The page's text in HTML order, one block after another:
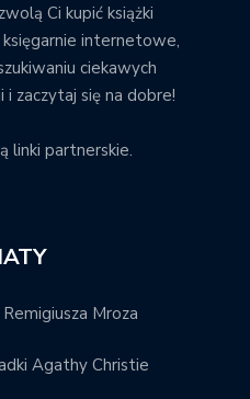
Ci kupić książki
internetowe,
ciekawych
zaczytaj się na dobre!
linki partnerskie.
Mroza
Agathy Christie